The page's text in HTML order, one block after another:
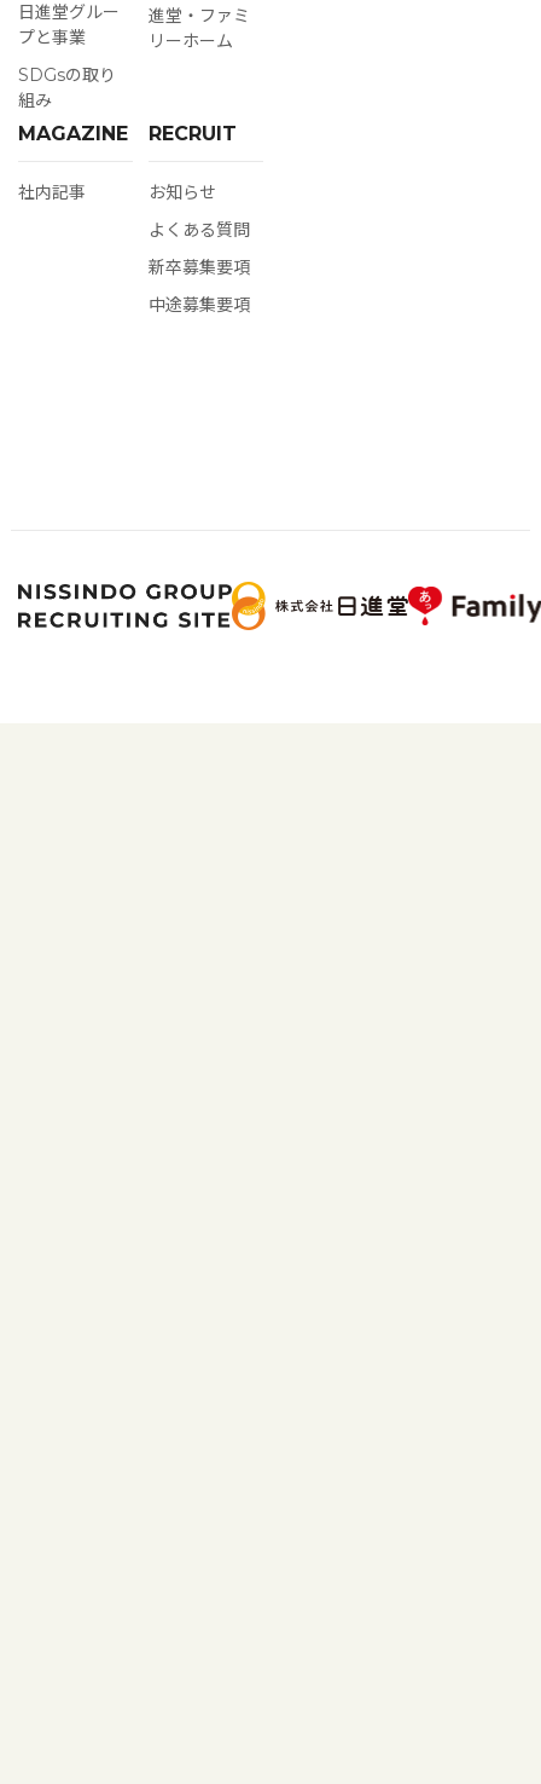
日進堂グルー
プと事業
SDGsの取り
組み
進堂‧ファミ
リーホーム
MAGAZINE
社内記事
RECRUIT
お知らせ
よくある質問
新卒募集要項
中途募集要項